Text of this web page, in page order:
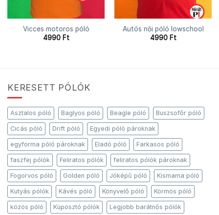
Vicces motoros póló
4990 Ft
Autós női póló lowschool
4990 Ft
KERESETT PÓLÓK
Asztalos póló Baglyos póló Beagle póló Buszsofőr póló
Cicás póló Drift póló Egyedi póló pároknak
egyforma póló pároknak Eladó póló Farkasos póló
faszfej pólók Feliratos pólók feliratos pólók pároknak
Fogorvos póló Golden póló Jóképű póló Kismama póló
Kutyás pólók Kávés póló Könyvelő póló Körmös póló
közös póló Kúposztó pólók Legjobb barátnős pólók